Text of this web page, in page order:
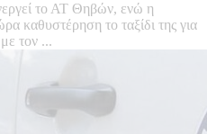
το ΑΤ Θηβών, ενώ η
καθυστέρηση το ταξίδι της για
τον ...